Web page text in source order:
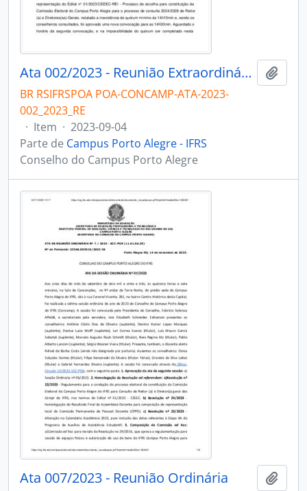
Ata 002/2023 - Reunião Extraordinária
BR RSIFRSPOA POA-CONCAMP-ATA-2023-
002_2023_RE
· Item · 2023-09-04
Parte de Campus Porto Alegre - IFRS
Conselho do Campus Porto Alegre
Ata 007/2023 - Reunião Ordinária